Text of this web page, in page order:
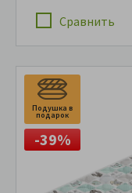
Сравнить
Подушка в
подарок
-39%